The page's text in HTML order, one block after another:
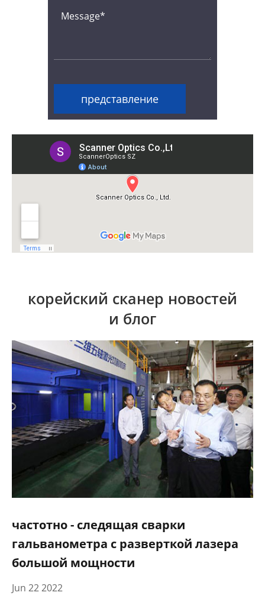
представление
корейский сканер новостей
и блог
частотно - следящая сварки
гальванометра с разверткой лазера
большой мощности
Jun 22 2022